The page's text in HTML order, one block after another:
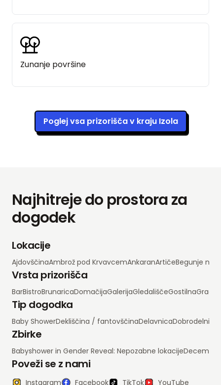
Zunanje površine
Poglej vsa prizorišča v kraju Izola
Najhitreje do prostora za
dogodek
Lokacije
AjdovščinaAmbrož pod KrvavcemAnkaranArtičeBegunje na
Vrsta prizorišča
BarBistroBrunaricaDomačijaGalerijaGledališčeGostilnaGrad
Tip dogodka
Baby ShowerDekliščina / fantovščinaDelavnicaDobrodelni
Zbirke
Babyshower in Gender Reveal: Nepozabne lokacije
Poveži se z nami
Instagram Facebook TikTok YouTube